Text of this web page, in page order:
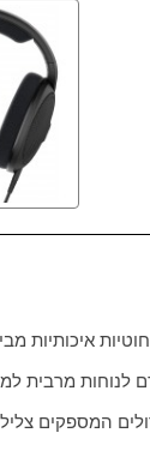
חוטיות איכותיות
לנוחות מרבית
המספקים